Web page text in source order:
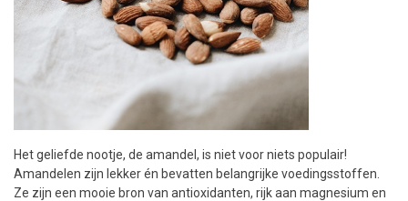
Het geliefde nootje, de amandel, is niet voor niets populair!
Amandelen zijn lekker én bevatten belangrijke voedingsstoffen.
Ze zijn een mooie bron van antioxidanten, rijk aan magnesium en